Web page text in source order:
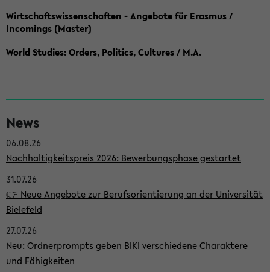
Wirtschaftswissenschaften - Angebote für Erasmus /
Incomings (Master)
World Studies: Orders, Politics, Cultures / M.A.
e
i
t
e
n
l
e
i
News
06.08.26
Nachhaltigkeitspreis 2026: Bewerbungsphase gestartet
31.07.26
👉 Neue Angebote zur Berufsorientierung an der Universität
Bielefeld
27.07.26
Neu: Ordnerprompts geben BIKI verschiedene Charaktere
und Fähigkeiten